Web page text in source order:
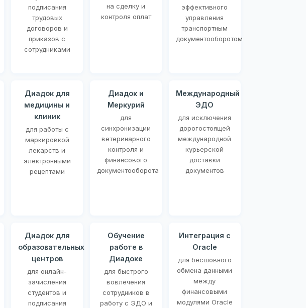
подписания
трудовых
договоров и
приказов с
сотрудниками
на сделку и
контроля оплат
эффективного
управления
транспортным
документооборотом
Диадок для
медицины и
клиник
для работы с
маркировкой
лекарств и
электронными
рецептами
Диадок и
Меркурий
для
синхронизации
ветеринарного
контроля и
финансового
документооборота
Международный
ЭДО
для исключения
дорогостоящей
международной
курьерской
доставки
документов
Диадок для
образовательных
центров
для онлайн-
зачисления
студентов и
подписания
Обучение
работе в
Диадоке
для быстрого
вовлечения
сотрудников в
работу с ЭДО и
Интеграция с
Oracle
для бесшовного
обмена данными
между
финансовыми
модулями Oracle